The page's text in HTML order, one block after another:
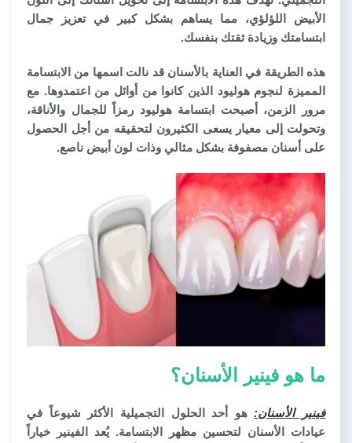
الأبيض اللؤلؤي، مما يساهم بشكل كبير في تعزيز جمال
ابتسامتك وزيادة ثقتك بنفسك.
هذه الطريقة في العناية بالأسنان قد نالت اسمها من الابتسامة
المميزة لنجوم هوليود الذين كانوا من أوائل من اعتمدوها. مع
مرور الزمن، أصبحت ابتسامة هوليود رمزاً للجمال والأناقة،
وتحولت إلى معيار يسعى الكثيرون لتحقيقه من أجل الحصول
على أسنان مصفوفة بشكل مثالي وذات لون أبيض ناصع.
ما هو فينير الأسنان؟
فينير الأسنان: هو أحد الحلول التجميلية الأكثر شيوعاً في
عيادات الأسنان لتحسين مظهر الابتسامة. يُعد الفينير خياراً